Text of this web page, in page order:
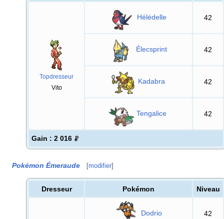
Topdresseur
Vito
Hélédelle 42
Élecsprint 42
Kadabra 42
Tengalice 42
Gain : 2 016
Pokémon Émeraude [modifier]
Dresseur Pokémon Niveau
Dodrio 42